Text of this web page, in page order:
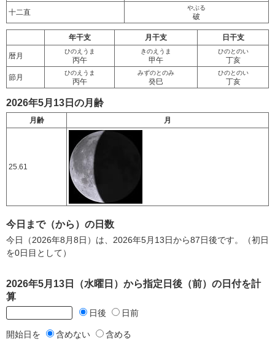
十二直
やぶる
破
年干支 月干支 日干支
暦月
ひのえうま
丙午
きのえうま
甲午
ひのとのい
丁亥
節月
ひのえうま
丙午
みずのとのみ
癸巳
ひのとのい
丁亥
2026年5月13日の月齢
月齢 月
25.61
今日まで（から）の日数
今日（2026年8月8日）は、2026年5月13日から87日後です。（初日
を0日目として）
2026年5月13日（水曜日）から指定日後（前）の日付を計
算
日後 日前
開始日を 含めない 含める